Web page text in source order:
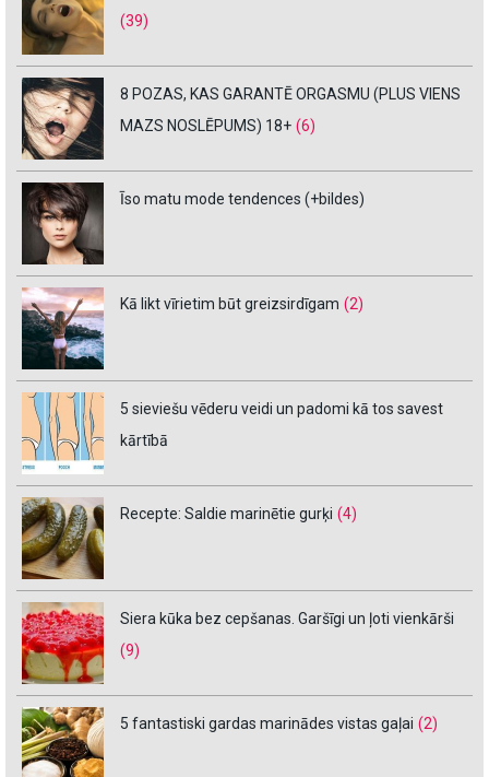
(39)
8 POZAS, KAS GARANTĒ ORGASMU (PLUS VIENS
MAZS NOSLĒPUMS) 18+ (6)
Īso matu mode tendences (+bildes)
Kā likt vīrietim būt greizsirdīgam (2)
5 sieviešu vēderu veidi un padomi kā tos savest
kārtībā
Recepte: Saldie marinētie gurķi (4)
Siera kūka bez cepšanas. Garšīgi un ļoti vienkārši
(9)
5 fantastiski gardas marinādes vistas gaļai (2)